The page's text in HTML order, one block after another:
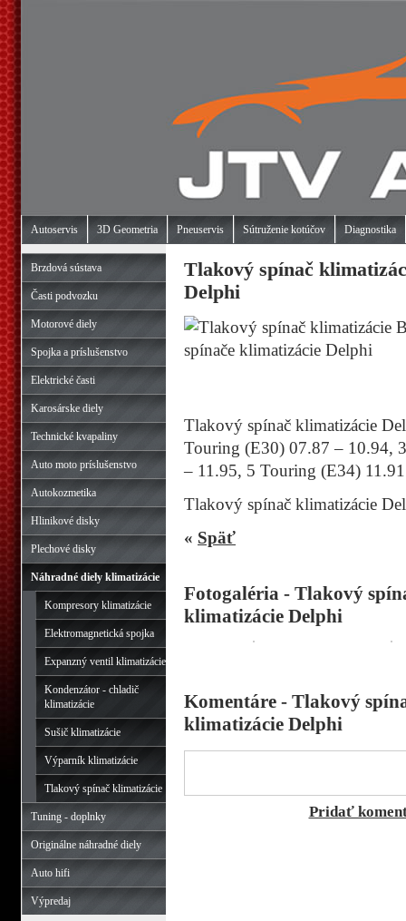
Autoservis 3D Geometria Pneuservis Sútruženie kotúčov Diagnostika
Brzdová sústava
Časti podvozku
Motorové diely
Spojka a príslušenstvo
Elektrické časti
Karosárske diely
Technické kvapaliny
Auto moto príslušenstvo
Autokozmetika
Hlinikové disky
Plechové disky
Náhradné diely klimatizácie
Kompresory klimatizácie
Elektromagnetická spojka
Expanzný ventil klimatizácie
Kondenzátor - chladič
klimatizácie
Sušič klimatizácie
Výparník klimatizácie
Tlakový spínač klimatizácie
Tuning - doplnky
Originálne náhradné diely
Auto hifi
Výpredaj
Tlakový spínač
Delphi
Tlakový spínač klimatizácie
Touring (E30) 07.87 – 10.94,
– 11.95, 5 Touring (E34)
Tlakový spínač klimatizácie
« Späť
Fotogaléria - Tlakový
klimatizácie Delphi
Komentáre - Tlakový
klimatizácie Delphi
Pridať